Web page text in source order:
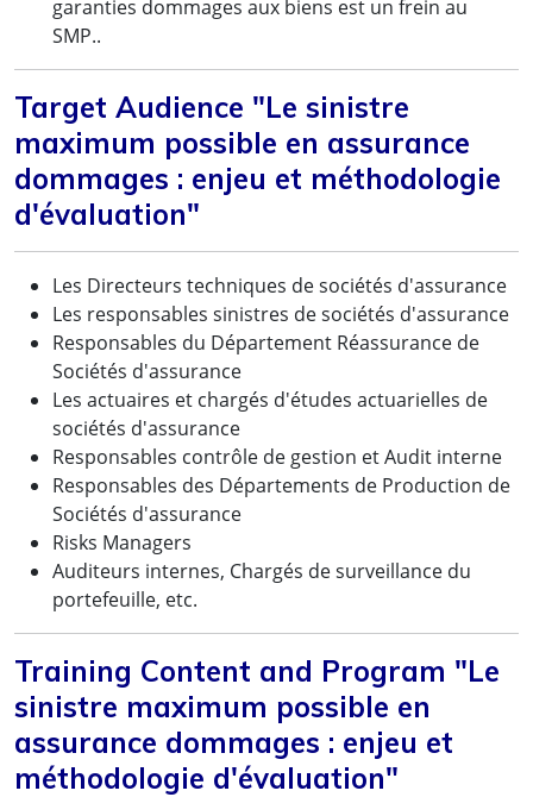
garanties dommages aux biens est un frein au
SMP..
Target Audience "Le sinistre
maximum possible en assurance
dommages : enjeu et méthodologie
d'évaluation"
Les Directeurs techniques de sociétés d'assurance
Les responsables sinistres de sociétés d'assurance
Responsables du Département Réassurance de
Sociétés d'assurance
Les actuaires et chargés d'études actuarielles de
sociétés d'assurance
Responsables contrôle de gestion et Audit interne
Responsables des Départements de Production de
Sociétés d'assurance
Risks Managers
Auditeurs internes, Chargés de surveillance du
portefeuille, etc.
Training Content and Program "Le
sinistre maximum possible en
assurance dommages : enjeu et
méthodologie d'évaluation"